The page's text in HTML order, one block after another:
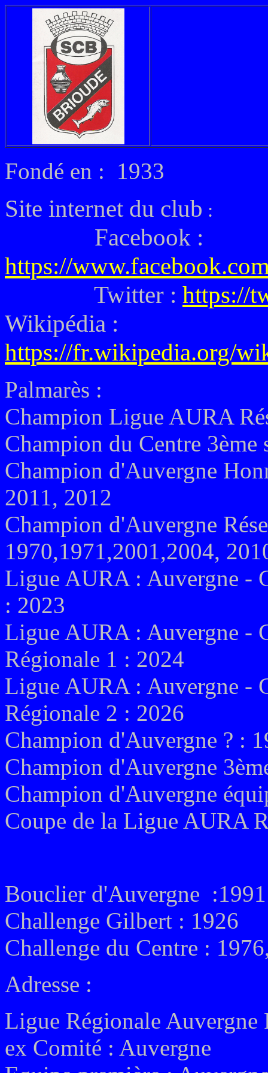
Fondé en : 1933
Site internet du club :
Facebook :
https://
Twitter : https://
Wikipédia :
https://fr.wikipedia.org/
Palmarès :
Champion Ligue AURA
Champion du Centre
Champion d'Auvergne
2011, 2012
Champion d'Auvergne
1970,1971,2001,2004,
Ligue AURA : Auvergne -
: 2023
Ligue AURA : Auvergne -
Régionale 1 : 2024
Ligue AURA : Auvergne -
Régionale 2 : 2026
Champion d'Auvergne ? :
Champion d'Auvergne
Champion d'Auvergne
Coupe de la Ligue AURA
Bouclier d'Auvergne
Challenge Gilbert : 1926
Challenge du Centre :
Adresse :
Ligue Régionale Auvergne
ex Comité : Auvergne